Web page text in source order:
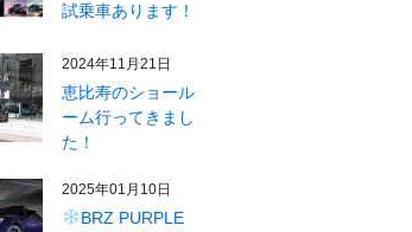
試乗車あります！
2024年11月21日
恵比寿のショール
ーム行ってきまし
た！
2025年01月10日
BRZ PURPLE